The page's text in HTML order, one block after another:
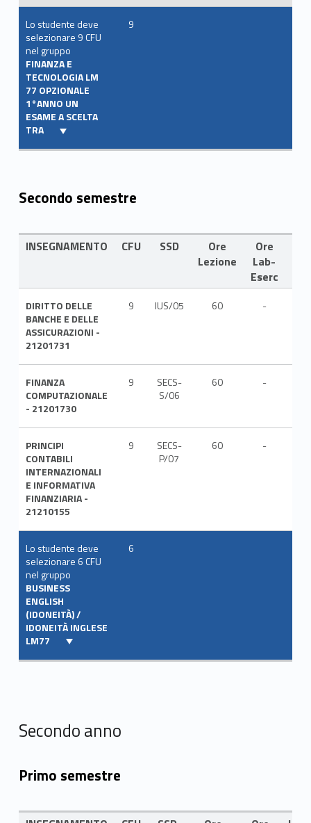
Lo studente deve
selezionare 9 CFU
nel gruppo
FINANZA E
TECNOLOGIA LM
77 OPZIONALE
1°ANNO UN
ESAME A SCELTA
TRA
9
Secondo semestre
INSEGNAMENTO CFU SSD
Ore
Lezione
Ore
Lab-
Eserc
DIRITTO DELLE
BANCHE E DELLE
ASSICURAZIONI -
21201731
9 IUS/05 60 -
FINANZA
COMPUTAZIONALE
- 21201730
9
SECS-
S/06
60 -
PRINCIPI
CONTABILI
INTERNAZIONALI
E INFORMATIVA
FINANZIARIA -
21210155
9
SECS-
P/07
60 -
Lo studente deve
selezionare 6 CFU
nel gruppo
BUSINESS
ENGLISH
(IDONEITÀ) /
IDONEITÀ INGLESE
LM77
6
Secondo anno
Primo semestre